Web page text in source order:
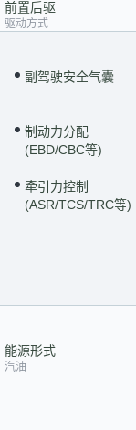
前置后驱
驱动方式
副驾驶安全气囊
制动力分配
(EBD/CBC等)
牵引力控制
(ASR/TCS/TRC等)
能源形式
汽油